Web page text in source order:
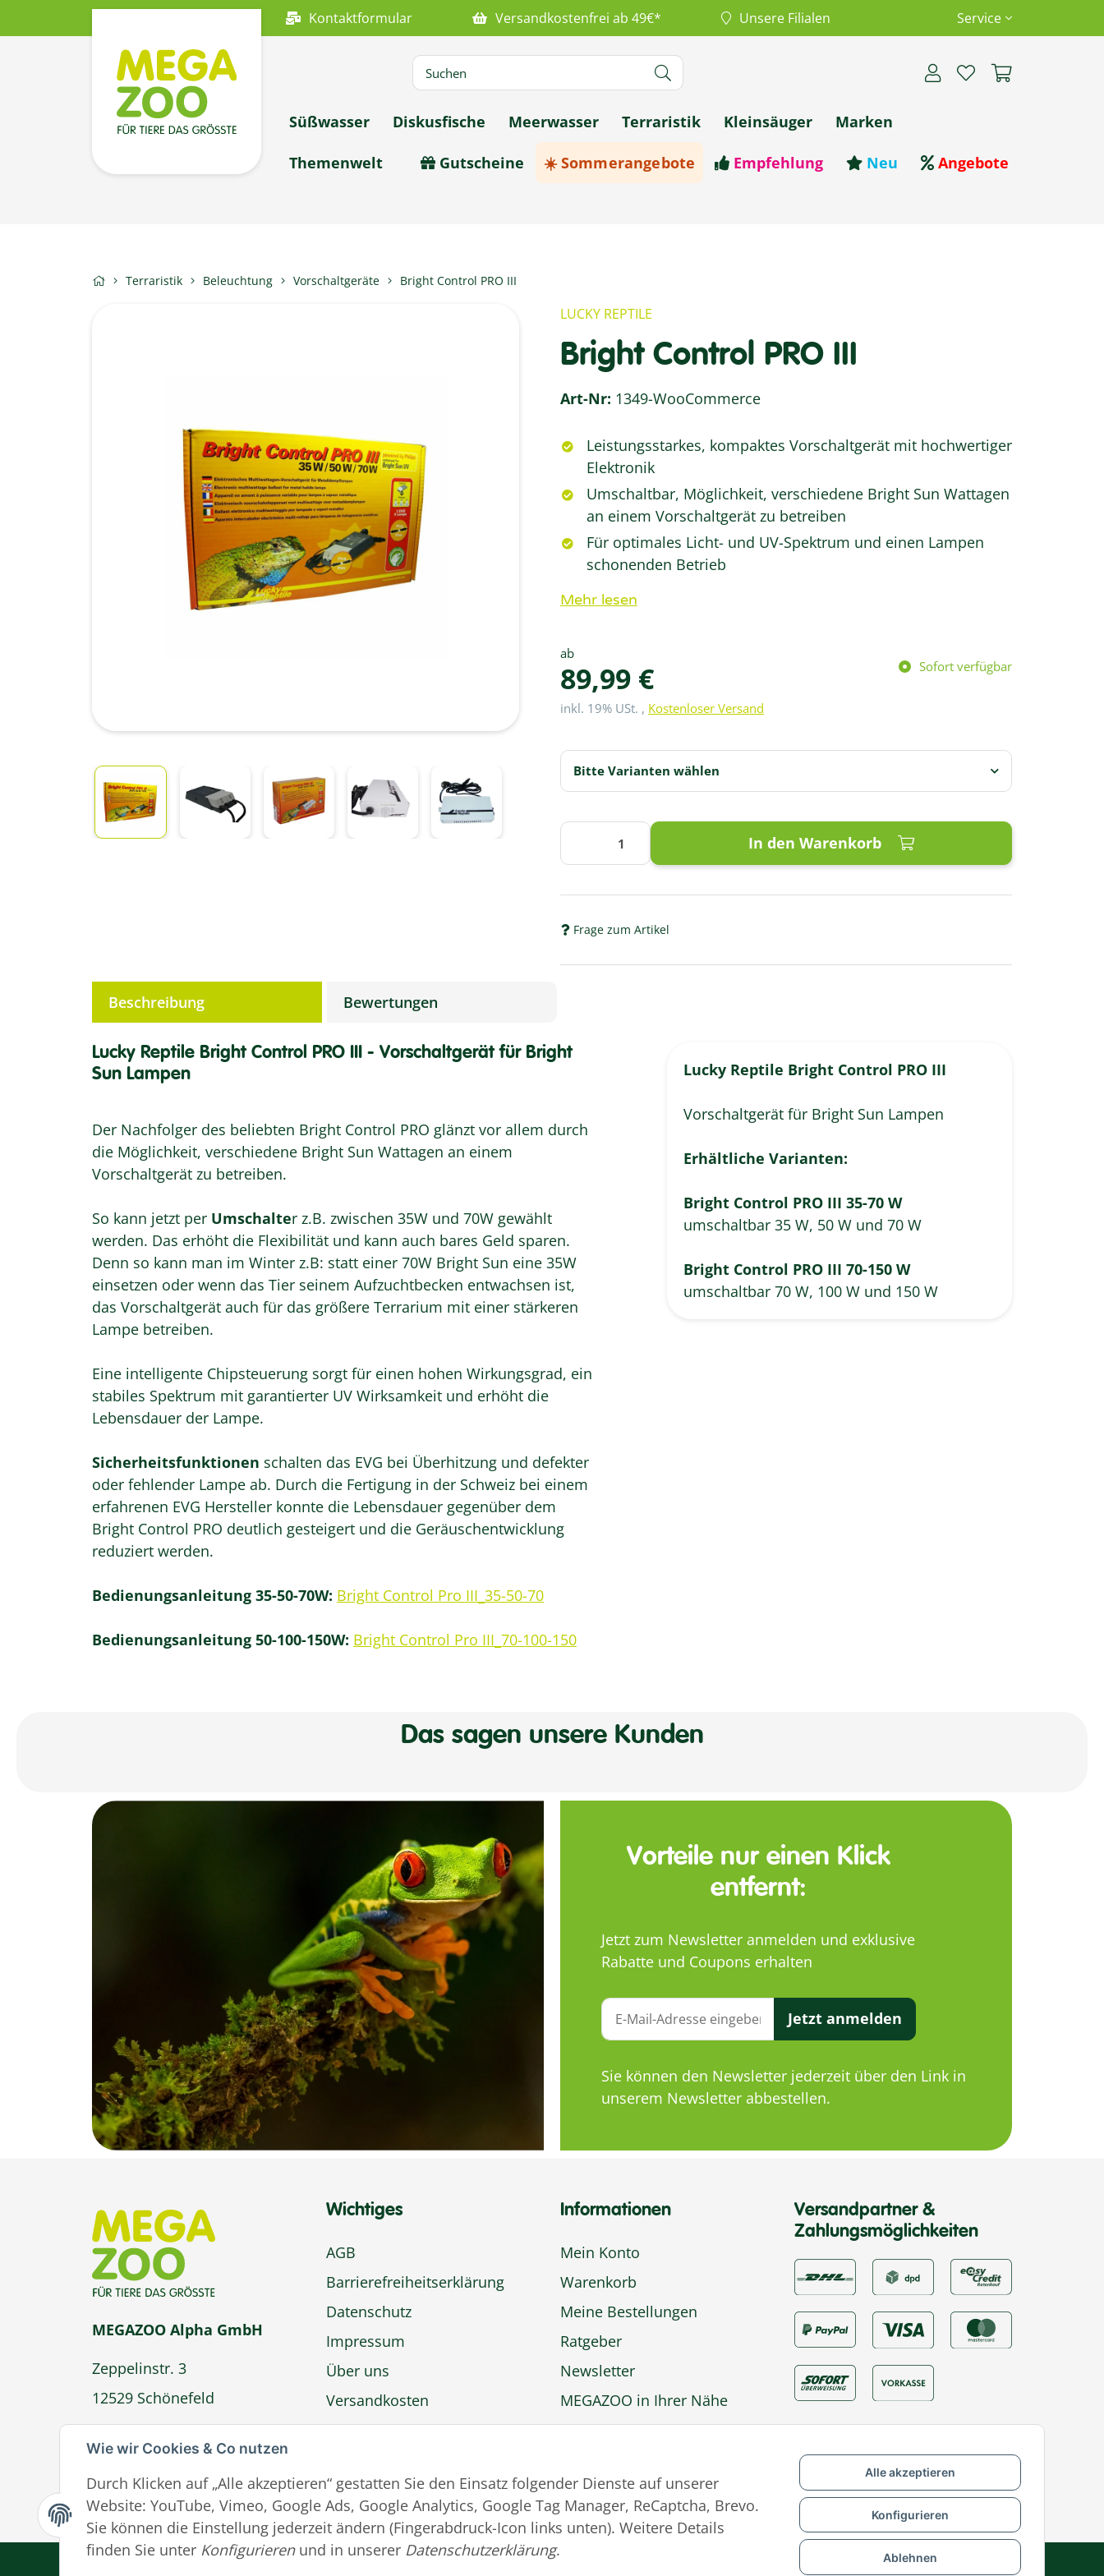
Alle akzeptieren
Konfigurieren
Ablehnen
Wie wir Cookies & Co nutzen
Durch Klicken auf „Alle akzeptieren“ gestatten Sie den Einsatz folgender Dienste auf unserer
Website: YouTube, Vimeo, Google Ads, Google Analytics, Google Tag Manager, ReCaptcha, Brevo.
Sie können die Einstellung jederzeit ändern (Fingerabdruck-Icon links unten). Weitere Details
finden Sie unter Konfigurierenund in unserer Datenschutzerklärung.
Kontaktformular Versandkostenfrei ab 49€* Unsere Filialen Service
Süßwasser Diskusfische Meerwasser Terraristik Kleinsäuger Marken
Themenwelt Gutscheine ☀️ Sommerangebote Empfehlung Neu Angebote
Terraristik Beleuchtung Vorschaltgeräte Bright Control PRO III
LUCKY REPTILE
Bright Control PRO III
Art-Nr: 1349-WooCommerce
Leistungsstarkes, kompaktes Vorschaltgerät mit hochwertiger
Elektronik
Umschaltbar, Möglichkeit, verschiedene Bright Sun Wattagen
an einem Vorschaltgerät zu betreiben
Für optimales Licht- und UV-Spektrum und einen Lampen
schonenden Betrieb
Mehr lesen
ab
89,99 €
inkl. 19% USt. , Kostenloser Versand
Sofort verfügbar
Bitte Varianten wählen
In den Warenkorb
Frage zum Artikel
weitere Registerkarten anzeigen
Beschreibung Bewertungen
Lucky Reptile Bright Control PRO III - Vorschaltgerät für Bright
Sun Lampen
Der Nachfolger des beliebten Bright Control PRO glänzt vor allem durch
die Möglichkeit, verschiedene Bright Sun Wattagen an einem
Vorschaltgerät zu betreiben.
So kann jetzt per Umschalter z.B. zwischen 35W und 70W gewählt
werden. Das erhöht die Flexibilität und kann auch bares Geld sparen.
Denn so kann man im Winter z.B: statt einer 70W Bright Sun eine 35W
einsetzen oder wenn das Tier seinem Aufzuchtbecken entwachsen ist,
das Vorschaltgerät auch für das größere Terrarium mit einer stärkeren
Lampe betreiben.
Eine intelligente Chipsteuerung sorgt für einen hohen Wirkungsgrad, ein
stabiles Spektrum mit garantierter UV Wirksamkeit und erhöht die
Lebensdauer der Lampe.
Sicherheitsfunktionen schalten das EVG bei Überhitzung und defekter
oder fehlender Lampe ab. Durch die Fertigung in der Schweiz bei einem
erfahrenen EVG Hersteller konnte die Lebensdauer gegenüber dem
Bright Control PRO deutlich gesteigert und die Geräuschentwicklung
reduziert werden.
Bedienungsanleitung 35-50-70W: Bright Control Pro III_35-50-70
Bedienungsanleitung 50-100-150W: Bright Control Pro III_70-100-150
Lucky Reptile Bright Control PRO III
Vorschaltgerät für Bright Sun Lampen
Erhältliche Varianten:
Bright Control PRO III 35-70 W
umschaltbar 35 W, 50 W und 70 W
Bright Control PRO III 70-150 W
umschaltbar 70 W, 100 W und 150 W
Das sagen unsere Kunden
Vorteile nur einen Klick
entfernt:
Jetzt zum Newsletter anmelden und exklusive
Rabatte und Coupons erhalten
Jetzt anmelden
Sie können den Newsletter jederzeit über den Link in
unserem Newsletter abbestellen.
MEGAZOO Alpha GmbH
Zeppelinstr. 3
12529 Schönefeld
Wichtiges
AGB
Barrierefreiheitserklärung
Datenschutz
Impressum
Über uns
Versandkosten
Zahlungsmöglichkeiten
Vertrag widerrufen
Informationen
Mein Konto
Warenkorb
Meine Bestellungen
Ratgeber
Newsletter
MEGAZOO in Ihrer Nähe
Zu MEGAZOO-nord.de
Versandpartner &
Zahlungsmöglichkeiten
© MEGAZOO Alpha GmbH